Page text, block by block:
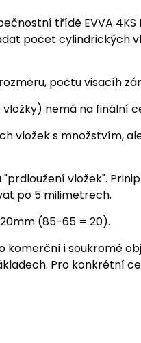
třídě EVVA 4KS
počet cylindrických
počtu visacíh
nemá na finální
vložek s množstvím,
vložek".
po 5 milimetrech.
(85-65 = 20).
komerční i soukromé
Pro konkrétní